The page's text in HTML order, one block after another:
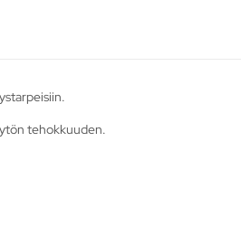
tehokkuuden.